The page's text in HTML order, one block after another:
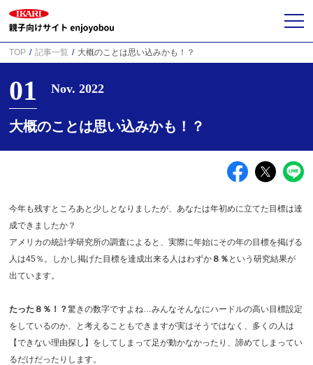
TOP 記事一覧 大概のことは思い込みかも！？
01 Nov. 2022
大概のことは思い込みかも！？
今年も残すところあと少しとなりましたが、あなたは年初めに立てた目標は達
成できましたか？
アメリカの統計学研究所の調査によると、実際に年始にその年の目標を掲げる
人は45％。しかし掲げた目標を達成出来る人はわずか８％ という研究結果が
出ています。
たった８％！？驚きの数字ですよね…みんなそんなにハードルの高い目標設定
をしているのか、と考えることもできますが実はそうではなく、多くの人は
【できない理由探し】をしてしまって足が動かなかったり、諦めてしまってい
るだけだったりします。